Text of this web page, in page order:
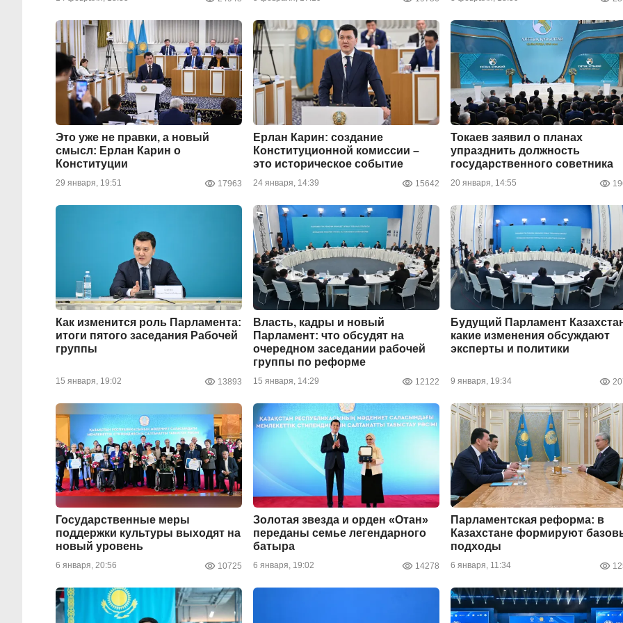
Это уже не правки, а новый
смысл: Ерлан Карин о
Конституции
29 января, 19:51 17963
Ерлан Карин: создание
Конституционной комиссии –
это историческое событие
24 января, 14:39 15642
Токаев заявил о планах
упразднить должность
государственного советника
20 января, 14:55
Как изменится роль Парламента:
итоги пятого заседания Рабочей
группы
15 января, 19:02 13893
Власть, кадры и новый
Парламент: что обсудят на
очередном заседании рабочей
группы по реформе
15 января, 14:29 12122
Будущий Парламент
какие изменения обсуждают
эксперты и политики
9 января, 19:34
Государственные меры
поддержки культуры выходят на
новый уровень
6 января, 20:56 10725
Золотая звезда и орден «Отан»
переданы семье легендарного
батыра
6 января, 19:02 14278
Парламентская реформа: в
Казахстане формируют
подходы
6 января, 11:34